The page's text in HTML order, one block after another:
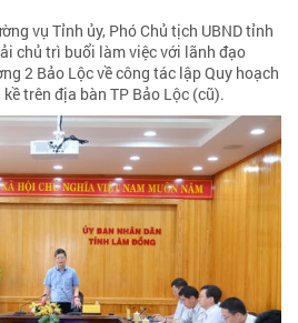
vụ Tỉnh ủy, Phó Chủ tịch UBND tỉnh
chủ trì buổi làm việc với lãnh đạo
2 Bảo Lộc về công tác lập Quy hoạch
trên địa bàn TP Bảo Lộc (cũ).